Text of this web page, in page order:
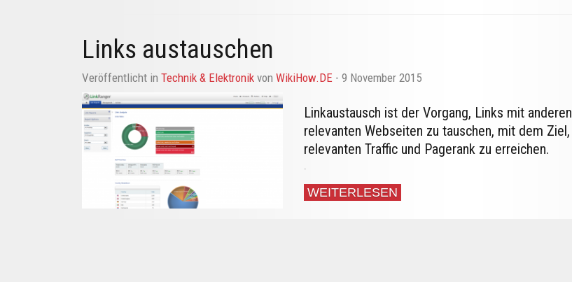
Links austauschen
Veröffentlicht in Technik & Elektronik von WikiHow.DE - 9 November 2015
Linkaustausch ist der Vorgang, Links mit anderen
relevanten Webseiten zu tauschen, mit dem Ziel,
relevanten Traffic und Pagerank zu erreichen.
.
WEITERLESEN